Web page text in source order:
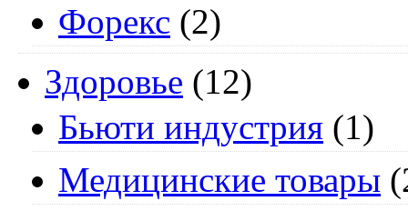
Форекс (2)
Здоровье (12)
Бьюти индустрия (1)
Медицинские товары